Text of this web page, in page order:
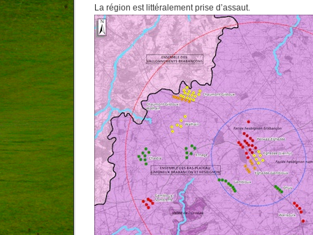
La région est littéralement prise d’assaut.